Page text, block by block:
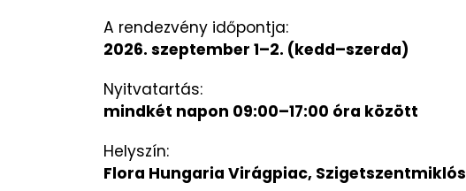
A rendezvény időpontja:
2026. szeptember 1–2. (kedd–szerda)
Nyitvatartás:
mindkét napon 09:00–17:00 óra között
Helyszín:
Flora Hungaria Virágpiac, Szigetszentmiklós